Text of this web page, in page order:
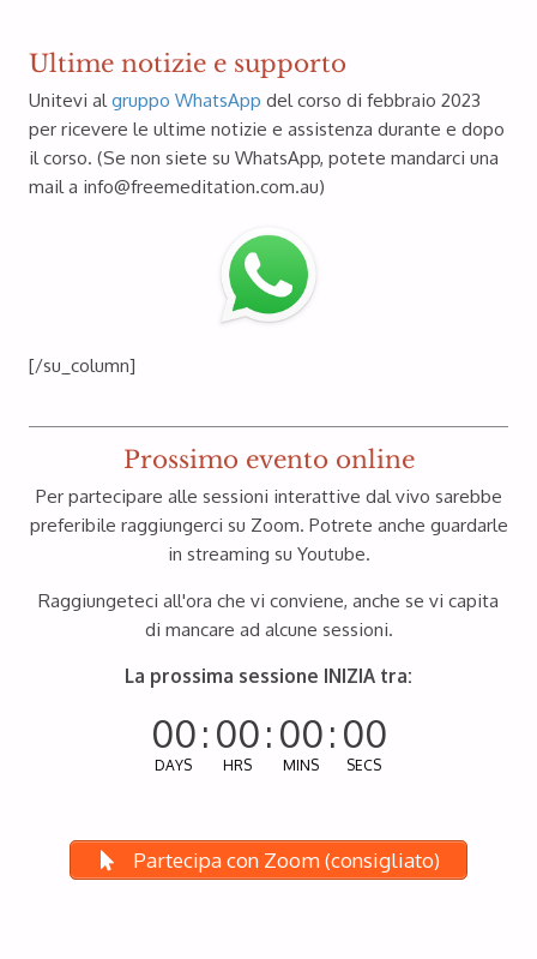
Ultime notizie e supporto
Unitevi algruppo WhatsApp del corso di febbraio 2023
per ricevere le ultime notizie e assistenza durante e dopo
il corso. (Se non siete su WhatsApp, potete mandarci una
mail a info@freemeditation.com.au)
[/su_ column]
Prossimo evento online
Per partecipare alle sessioni interattive dal vivo sarebbe
preferibile raggiungerci su Zoom. Potrete anche guardarle
in streaming su Youtube.
Raggiungeteci all'ora che vi conviene, anche se vi capita
di mancare ad alcune sessioni.
La prossima sessione INIZIA tra:
00
DAYS
: 00
HRS
: 00
MINS
: 00
SECS
Partecipa con Zoom (consigliato)